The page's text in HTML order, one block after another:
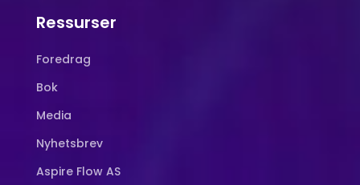
Ressurser
Foredrag
Bok
Media
Nyhetsbrev
Aspire Flow AS